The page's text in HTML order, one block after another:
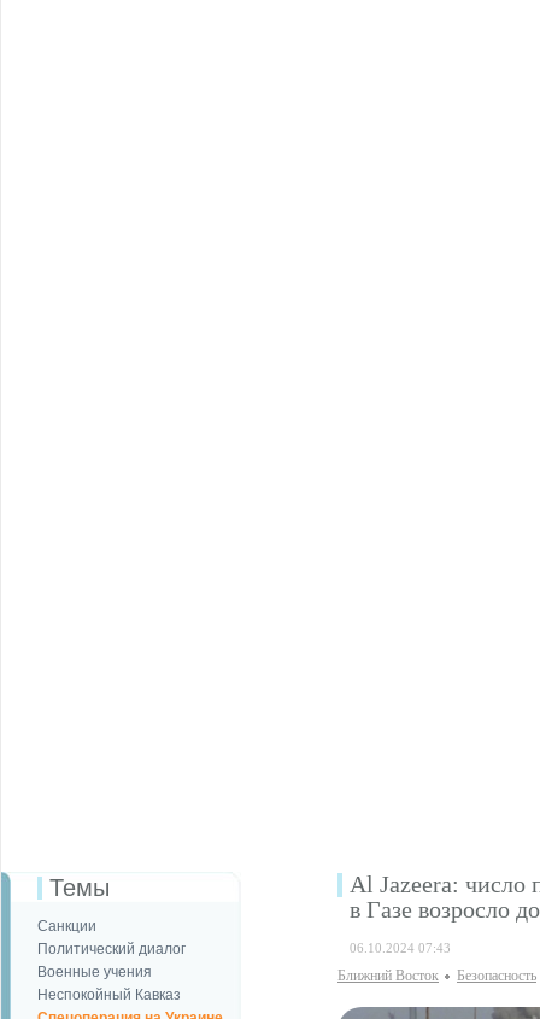
Темы
Санкции
Политический диалог
Военные учения
Неспокойный Кавказ
Al Jazeera: число
в Газе возросло
06.10.2024 07:43
Ближний Восток Безопаcность